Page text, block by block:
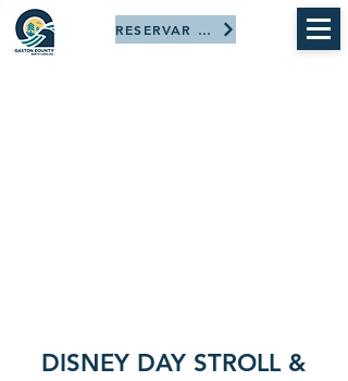
RESERVAR AHORA
DISNEY DAY STROLL &